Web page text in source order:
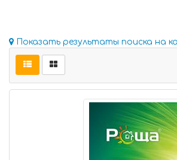
Показать результаты поиска на